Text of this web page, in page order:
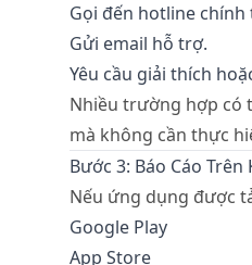
Gọi đến hotline chính
Gửi email hỗ trợ.
Yêu cầu giải thích
Nhiều trường hợp có
mà không cần thực
Bước 3: Báo Cáo
Nếu ứng dụng được
Google Play
App Store